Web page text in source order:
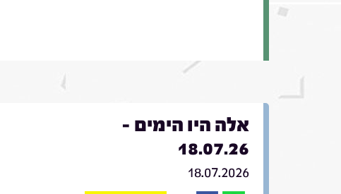
אלה היו הימים -
18.07.26
18.07.2026